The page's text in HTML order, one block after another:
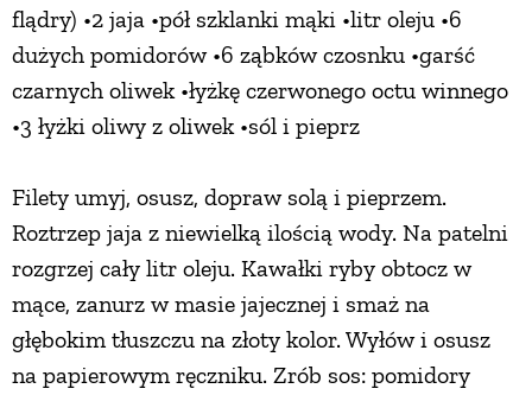
flądry) •2 jaja •pół szklanki mąki •litr oleju •6
dużych pomidorów •6 ząbków czosnku •garść
czarnych oliwek •łyżkę czerwonego octu winnego
•3 łyżki oliwy z oliwek •sól i pieprz
Filety umyj, osusz, dopraw solą i pieprzem.
Roztrzep jaja z niewielką ilością wody. Na patelni
rozgrzej cały litr oleju. Kawałki ryby obtocz w
mące, zanurz w masie jajecznej i smaż na
głębokim tłuszczu na złoty kolor. Wyłów i osusz
na papierowym ręczniku. Zrób sos: pomidory